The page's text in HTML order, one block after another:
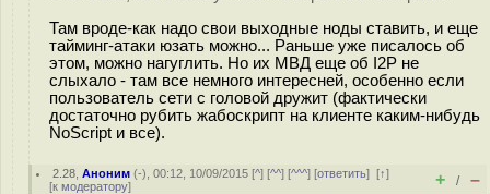
Там вроде-как надо свои выходные ноды ставить, и еще
тайминг-атаки юзать можно... Раньше уже писалось об
этом, можно нагуглить. Но их МВД еще об I2P не
слыхало - там все немного интересней, особенно если
пользователь сети с головой дружит (фактически
достаточно рубить жабоскрипт на клиенте каким-нибудь
NoScript и все).
2.28 ,Аноним (-), 00:12, 10/09/2015 [^] [^^] [^^^] [ответить][↑]
[к модератору] + / –